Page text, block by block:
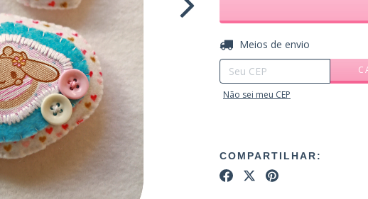
Entregas para o CEP:
Meios de envio
Não sei meu CEP
COMPARTILHAR: